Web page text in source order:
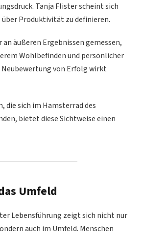
Tanja Flister scheint sich
Produktivität zu definieren.
äußeren Ergebnissen gemessen,
Wohlbefinden und persönlicher
Neubewertung von Erfolg wirkt
die sich im Hamsterrad des
bietet diese Sichtweise einen
Umfeld
Lebensführung zeigt sich nicht nur
auch im Umfeld. Menschen